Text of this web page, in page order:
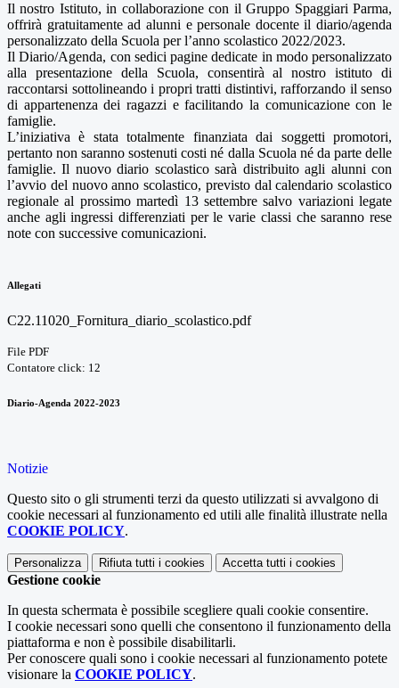
Il nostro Istituto, in collaborazione con il Gruppo Spaggiari Parma,
offrirà gratuitamente ad alunni e personale docente il diario/agenda
personalizzato della Scuola per l’anno scolastico 2022/2023.
Il Diario/Agenda, con sedici pagine dedicate in modo personalizzato
alla presentazione della Scuola, consentirà al nostro istituto di
raccontarsi sottolineando i propri tratti distintivi, rafforzando il senso
di appartenenza dei ragazzi e facilitando la comunicazione con le
famiglie.
L’iniziativa è stata totalmente finanziata dai soggetti promotori,
pertanto non saranno sostenuti costi né dalla Scuola né da parte delle
famiglie. Il nuovo diario scolastico sarà distribuito agli alunni con
l’avvio del nuovo anno scolastico, previsto dal calendario scolastico
regionale al prossimo martedì 13 settembre salvo variazioni legate
anche agli ingressi differenziati per le varie classi che saranno rese
note con successive comunicazioni.
Allegati
C22.11020_Fornitura_diario_scolastico.pdf
File PDF
Contatore click: 12
Diario-Agenda 2022-2023
Notizie
Questo sito o gli strumenti terzi da questo utilizzati si avvalgono di
cookie necessari al funzionamento ed utili alle finalità illustrate nella
COOKIE POLICY.
Personalizza Rifiuta tutti i cookies Accetta tutti i cookies
Gestione cookie
In questa schermata è possibile scegliere quali cookie consentire.
I cookie necessari sono quelli che consentono il funzionamento della
piattaforma e non è possibile disabilitarli.
Per conoscere quali sono i cookie necessari al funzionamento potete
visionare la COOKIE POLICY.